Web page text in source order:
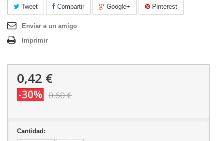
Tweet Compartir Google+ Pinterest
Enviar a un amigo
Imprimir
0,42 €
-30% 0,60 €
Cantidad: